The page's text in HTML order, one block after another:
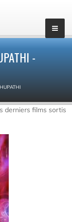
-
derniers films sortis